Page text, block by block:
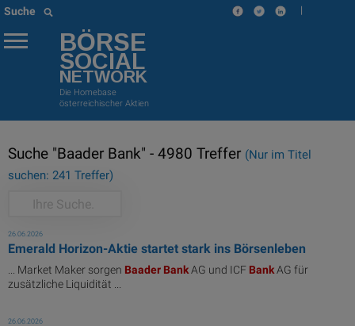
Suche |
BÖRSE
SOCIAL
NETWORK
Die Homebase
österreichischer Aktien
Suche "Baader Bank" - 4980 Treffer (Nur im Titel
suchen: 241 Treffer)
26.06.2026
Emerald Horizon-Aktie startet stark ins Börsenleben
... Market Maker sorgen Baader BankAG und ICF BankAG für
zusätzliche Liquidität ...
26.06.2026